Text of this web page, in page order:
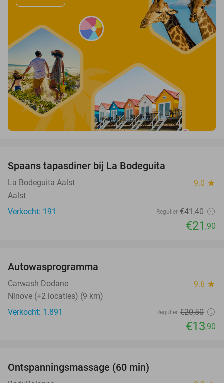
Spaans tapasdiner bij La Bodeguita
La Bodeguita Aalst 9.0 star
Aalst
Verkocht: 191
Regulier €41,40
€21 ,90
Autowasprogramma
Carwash Dodane 9.6 star
Ninove (+2 locaties) (9 km)
Verkocht: 1.891
Regulier €20,50
€13,90
Ontspanningsmassage (60 min)